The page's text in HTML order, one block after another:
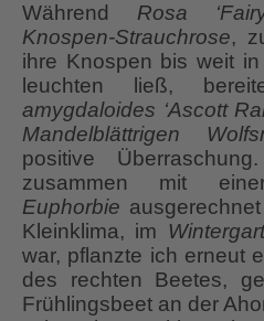
WährendRosa
Knospen-Strauchrose,
ihre Knospen bis weit
leuchten ließ,
amygdaloides ‘Ascott
Mandelblättrigen
positive
zusammen mit
Euphorbie
Kleinklima, im
war, pflanzte ich erneut
des rechten Beetes,
Frühlingsbeet an der